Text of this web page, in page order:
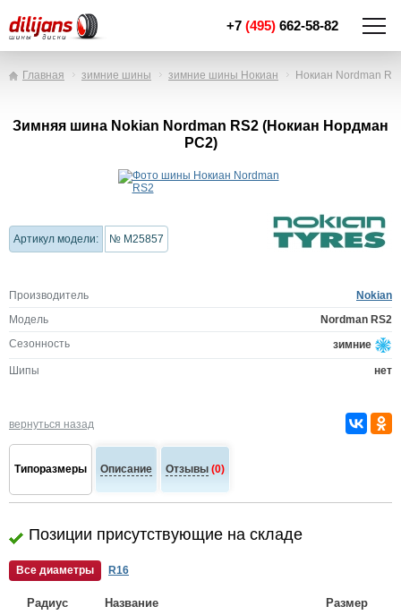
+7 (495) 662-58-82
Главная зимние шины зимние шины Нокиан Нокиан Nordman
Зимняя шина Nokian Nordman RS2 (Нокиан Нордман
РС2)
Артикул модели: № M25857
Производитель
Nokian
Модель
Nordman RS2
Сезонность
зимние
Шипы нет
вернуться назад
Типоразмеры Описание Отзывы (0)
Позиции присутствующие на складе
Все диаметры R16
Радиус Название Размер